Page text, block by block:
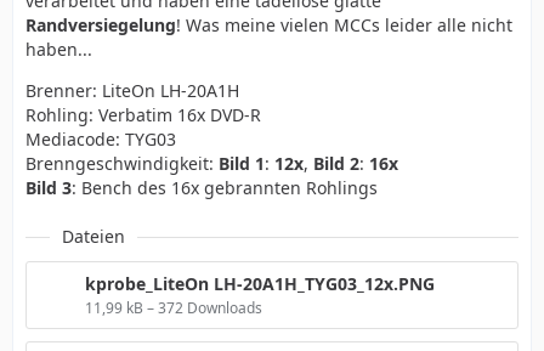
Randversiegelung! Was meine vielen MCCs leider alle nicht
haben...
Brenner: LiteOn LH-20A1H
Rohling: Verbatim 16x DVD-R
Mediacode: TYG03
Brenngeschwindigkeit: Bild 1: 12x, Bild 2: 16x
Bild 3: Bench des 16x gebrannten Rohlings
Dateien
kprobe_LiteOn LH-20A1H_TYG03_12x.PNG
11,99 kB – 372 Downloads